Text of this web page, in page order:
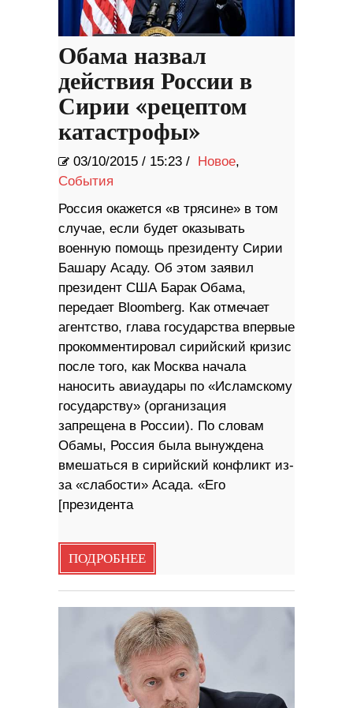
Обама назвал
действия России в
Сирии «рецептом
катастрофы»
03/10/2015 / 15:23 / Новое,
События
​Россия окажется «в трясине» в том
случае, если будет оказывать
военную помощь президенту Сирии
Башару Асаду. Об этом заявил
президент США Барак Обама,
передает Bloomberg. Как отмечает
агентство, глава государства впервые
прокомментировал сирийский кризис
после того, как Москва начала
наносить авиаудары по «Исламскому
государству» (организация
запрещена в России). По словам
Обамы, Россия была вынуждена
вмешаться в сирийский конфликт из-
за «слабости» Асада. «Его
[президента
ПОДРОБНЕЕ